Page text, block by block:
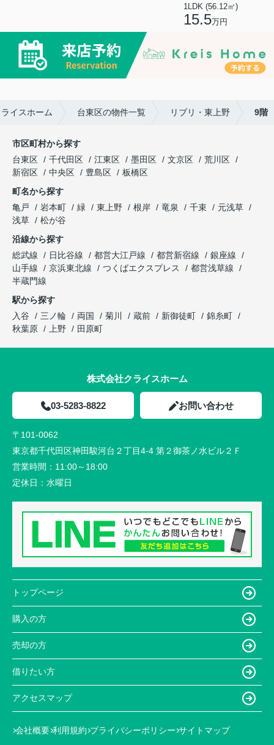
1LDK (56.12㎡)
15.5万円
イスホーム 台東区の物件一覧 リブリ・東上野 9階
市区町村から探す
台東区
千代田区 江東区 墨田区 文京区
荒川区
新宿区
中央区 豊島区
板橋区
町名から探す
亀戸
岩本町 緑 東上野 根岸 竜泉 千束
元浅草
浅草
松が谷
沿線から探す
総武線
日比谷線 都営大江戸線 都営新宿線
銀座線
山手線
京浜東北線 つくばエクスプレス
都営浅草線
半蔵門線
駅から探す
入谷
三ノ輪 両国 菊川 蔵前 新御徒町
錦糸町
秋葉原
上野 田原町
株式会社クライスホーム
03-5283-8822 お問い合わせ
〒101-0062
東京都千代田区神田駿河台２丁目4-4 第２御茶ノ水ビル２Ｆ
営業時間： 11:00～18:00
定休日： 水曜日
トップページ
購入の方
売却の方
借りたい方
アクセスマップ
会社概要 利用規約 プライバシーポリシー サイトマップ